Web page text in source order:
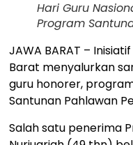
Hari Guru
Program
JAWA BARAT –
Barat menyalurkan
guru honorer,
Santunan Pahlawan
Salah satu penerima